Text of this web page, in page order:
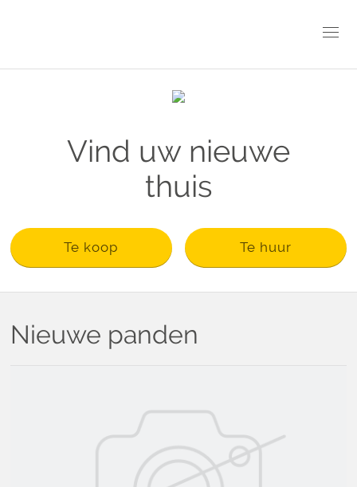
Vind uw nieuwe
thuis
Te koop Te huur
Nieuwe panden